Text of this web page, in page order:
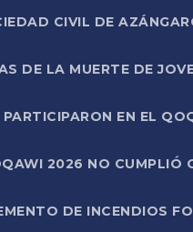
CIVIL DE
DE LA MUERTE DE
EN EL
2026 NO CUMPLIÓ
DE INCENDIOS